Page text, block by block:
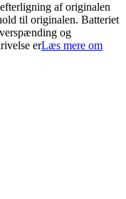
af originalen
til originalen. Batteriet
og
erLæs mere om